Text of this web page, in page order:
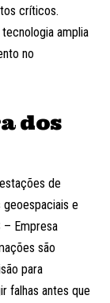
críticos.
amplia
no
dos
de
e
– Empresa
são
para
falhas antes que